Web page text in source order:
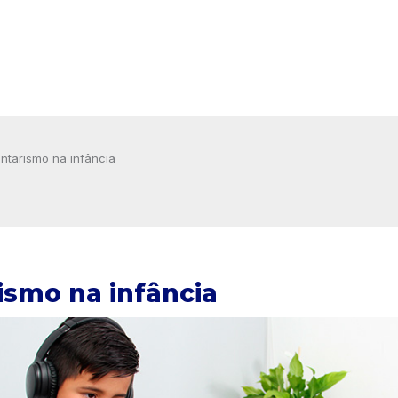
na infância
na infância